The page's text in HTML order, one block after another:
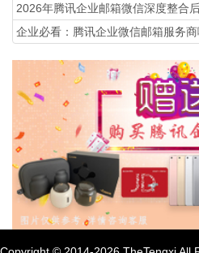
2026年腾讯企业邮箱微信深度整合
企业必看：腾讯企业微信邮箱服务